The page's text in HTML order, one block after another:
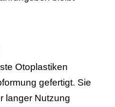
Otoplastiken
gefertigt. Sie
langer Nutzung